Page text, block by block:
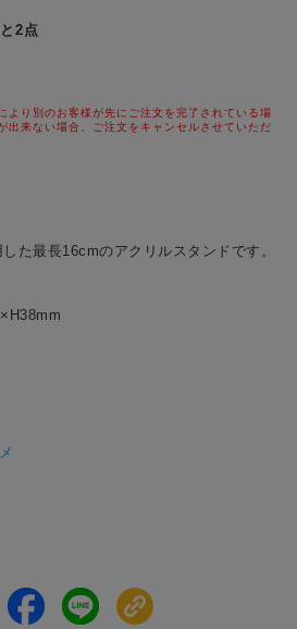
#ゴールデンカムイ #東京リベンジャーズ（東リベ）
2点
より別のお客様が先にご注文を完了されている場
出来ない場合、ご注文をキャンセルさせていただ
た最長16cmのアクリルスタンドです。